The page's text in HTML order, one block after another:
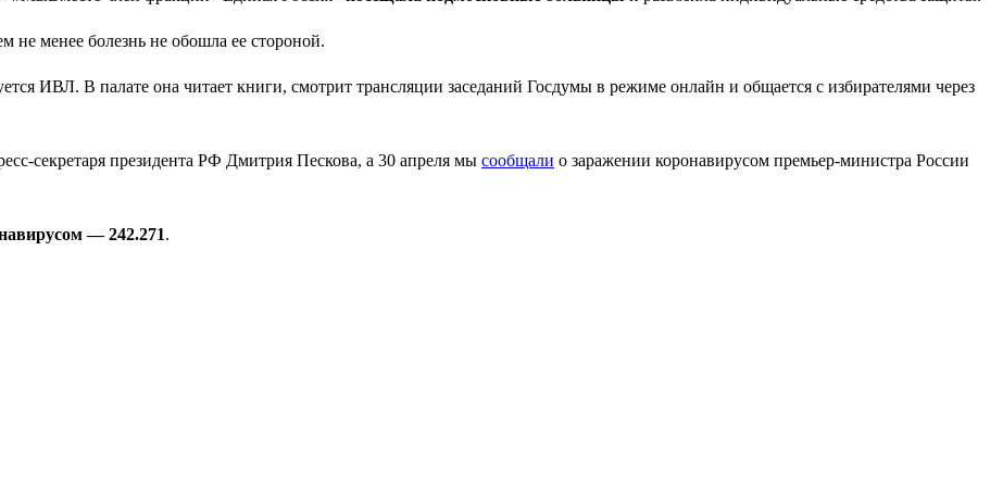
не менее болезнь не обошла ее стороной.
ИВЛ. В палате она читает книги, смотрит трансляции заседаний Госдумы в режиме онлайн и общается с избирателями через
секретаря президента РФ Дмитрия Пескова, а 30 апреля мы сообщали о заражении коронавирусом премьер-министра России
— 242.271.